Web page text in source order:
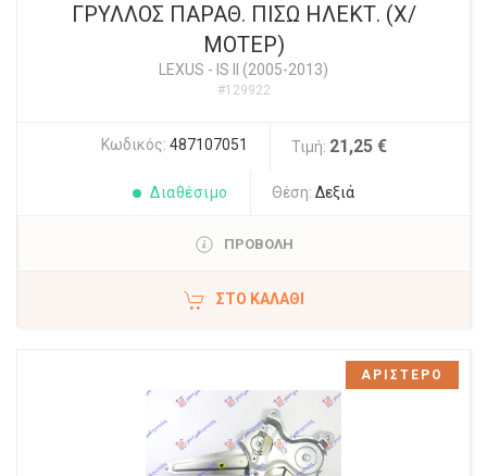
ΓΡΥΛΛΟΣ ΠΑΡΑΘ. ΠΙΣΩ ΗΛΕΚΤ. (Χ/
ΜΟΤΕΡ)
LEXUS - IS II (2005-2013)
#129922
Κωδικός: 487107051 Τιμή: 21,25 €
Διαθέσιμο Θέση: Δεξιά
ΠΡΟΒΟΛΗ
ΣΤΟ ΚΑΛΆΘΙ
ΑΡΙΣΤΕΡΟ